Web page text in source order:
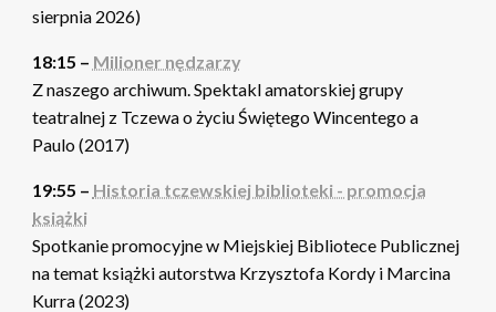
sierpnia 2026)
18:15 – Milioner nędzarzy
Z naszego archiwum. Spektakl amatorskiej grupy
teatralnej z Tczewa o życiu Świętego Wincentego a
Paulo (2017)
19:55 – Historia tczewskiej biblioteki - promocja
książki
Spotkanie promocyjne w Miejskiej Bibliotece Publicznej
na temat książki autorstwa Krzysztofa Kordy i Marcina
Kurra (2023)